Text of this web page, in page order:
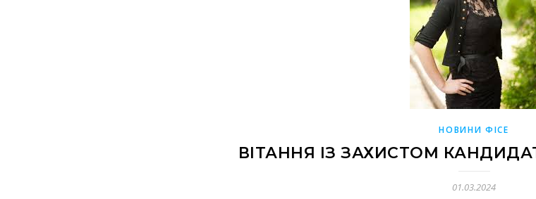
НОВИНИ ФІСЕ
ВІТАННЯ ІЗ ЗАХИСТОМ
01.03.2024